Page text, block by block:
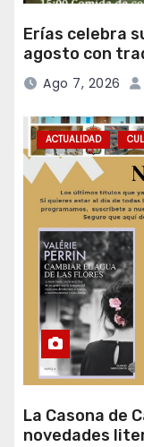
Erías celebra
agosto con
vecinal
Ago 7, 2026
ACTUALIDAD
La Casona de
novedades